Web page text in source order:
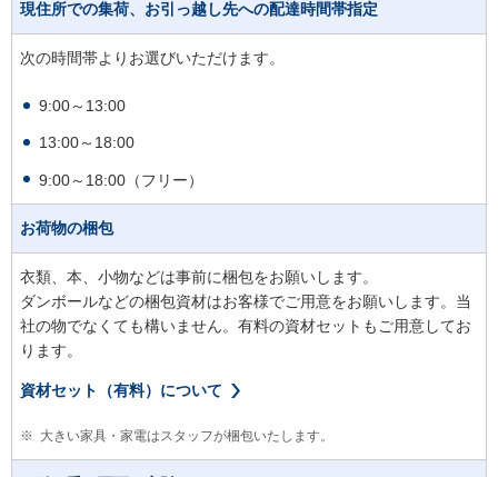
現住所での集荷、お引っ越し先への配達時間帯指定
次の時間帯よりお選びいただけます。
9:00～13:00
13:00～18:00
9:00～18:00（フリー）
お荷物の梱包
衣類、本、小物などは事前に梱包をお願いします。
ダンボールなどの梱包資材はお客様でご用意をお願いします。当
社の物でなくても構いません。有料の資材セットもご用意してお
ります。
資材セット（有料）について
※ 大きい家具・家電はスタッフが梱包いたします。